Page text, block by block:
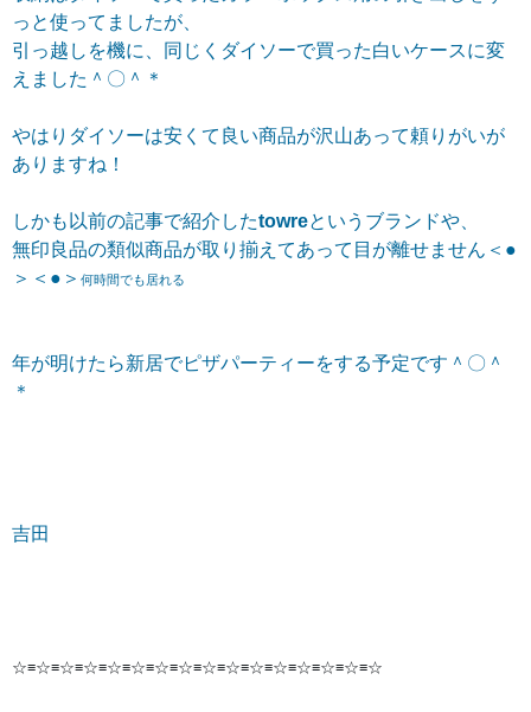
っと使ってましたが、
引っ越しを機に、同じくダイソーで買った白いケースに変
えました ＾〇＾＊
やはりダイソーは安くて良い商品が沢山あって頼りがいが
ありますね！
しかも以前の記事で紹介したtowreというブランドや、
無印良品の類似商品が取り揃えてあって目が離せません＜●
＞＜●＞ 何時間でも居れる
年が明けたら新居でピザパーティーをする予定です＾〇＾
＊
吉田
☆≡☆≡☆≡☆≡☆≡☆≡☆≡☆≡☆≡☆≡☆≡☆≡☆≡☆≡☆≡☆